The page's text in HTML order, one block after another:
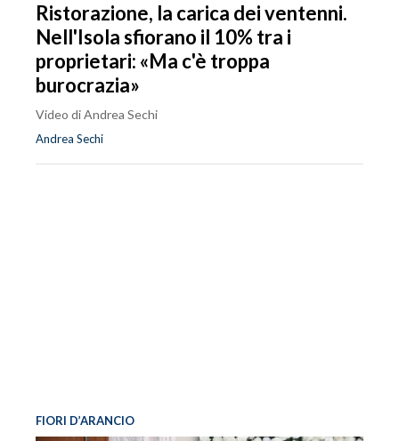
Ristorazione, la carica dei ventenni.
Nell'Isola sfiorano il 10% tra i
proprietari: «Ma c'è troppa
burocrazia»
Video di Andrea Sechi
Andrea Sechi
FIORI D’ARANCIO